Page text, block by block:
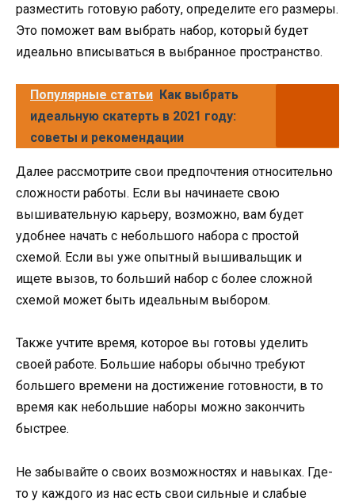
разместить готовую работу, определите его размеры.
Это поможет вам выбрать набор, который будет
идеально вписываться в выбранное пространство.
Популярные статьи Как выбрать
идеальную скатерть в 2021 году:
советы и рекомендации
Далее рассмотрите свои предпочтения относительно
сложности работы. Если вы начинаете свою
вышивательную карьеру, возможно, вам будет
удобнее начать с небольшого набора с простой
схемой. Если вы уже опытный вышивальщик и
ищете вызов, то больший набор с более сложной
схемой может быть идеальным выбором.
Также учтите время, которое вы готовы уделить
своей работе. Большие наборы обычно требуют
большего времени на достижение готовности, в то
время как небольшие наборы можно закончить
быстрее.
Не забывайте о своих возможностях и навыках. Где-
то у каждого из нас есть свои сильные и слабые